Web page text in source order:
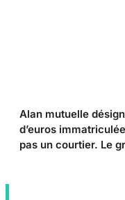
Alan mutuelle
d’euros
pas un courtier. Le